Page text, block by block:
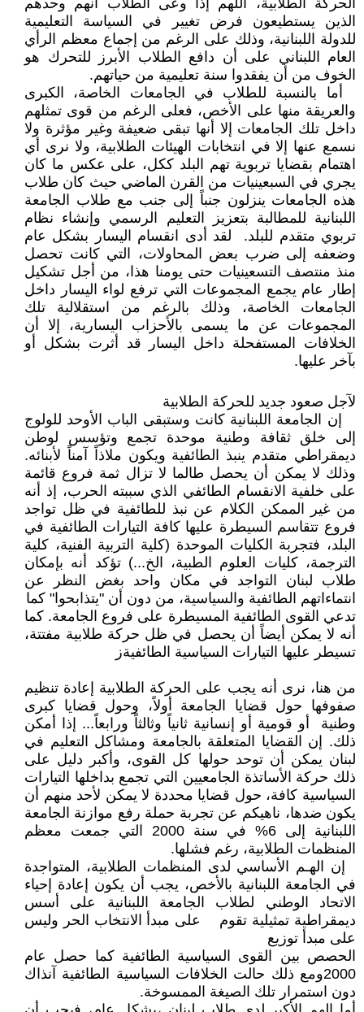
الحركة الطلابية، اللهم إذا وعى الطلاب أنهم وحدهم
الذين يستطيعون فرض تغيير في السياسة التعليمية
للدولة اللبنانية، وذلك على الرغم من إجماع معظم الرأي
العام اللبناني على أن دافع الطلاب الأبرز للتحرك هو
الخوف من أن يفقدوا سنة تعليمية من حياتهم.
أما بالنسبة للطلاب في الجامعات الخاصة، الكبرى
والعريقة منها على الأخص، فعلى الرغم من قوى تمثلهم
داخل تلك الجامعات إلا أنها تبقى ضعيفة وغير مؤثرة ولا
نسمع عنها إلا في انتخابات الهيئات الطلابية، ولا نرى أي
اهتمام بقضايا تربوية تهم البلد ككل، على عكس ما كان
يجري في السبعينيات من القرن الماضي حيث كان طلاب
هذه الجامعات ينزلون جنباً إلى جنب مع طلاب الجامعة
اللبنانية للمطالبة بتعزيز التعليم الرسمي وإنشاء نظام
تربوي متقدم للبلد. لقد أدى انقسام اليسار بشكل عام
وضعفه إلى ضرب بعض المحاولات، التي كانت تحصل
منذ منتصف التسعينيات حتى يومنا هذا، من أجل تشكيل
إطار عام يجمع المجموعات التي ترفع لواء اليسار داخل
الجامعات الخاصة، وذلك بالرغم من استقلالية تلك
المجموعات عن ما يسمى بالأحزاب اليسارية، إلا أن
الخلافات المستفحلة داخل اليسار قد أثرت بشكل أو
بآخر عليها.
لآجل صعود جديد للحركة الطلابية
إن الجامعة اللبنانية كانت وستبقى الباب الأوحد للولوج
إلى خلق ثقافة وطنية موحدة تجمع وتؤسس لوطن
ديمقراطي متقدم ينبذ الطائفية ويكون ملاذاً آمناً لأبنائه.
وذلك لا يمكن أن يحصل طالما لا تزال ثمة فروع قائمة
على خلفية الانقسام الطائفي الذي سببته الحرب، إذ أنه
من غير الممكن الكلام عن نبذ للطائفية في ظل تواجد
فروع تتقاسم السيطرة عليها كافة التيارات الطائفية في
البلد، فتجربة الكليات الموحدة (كلية التربية الفنية، كلية
الترجمة، كليات العلوم الطبية، الخ...) تؤكد أنه بإمكان
طلاب لبنان التواجد في مكان واحد بغض النظر عن
انتماءاتهم الطائفية والسياسية، من دون أن "يتذابحوا" كما
تدعي القوى الطائفية المسيطرة على فروع الجامعة. كما
أنه لا يمكن أيضاً أن يحصل في ظل حركة طلابية مفتتة،
تسيطر عليها التيارات السياسية الطائفيةز
من هنا، نرى أنه يجب على الحركة الطلابية إعادة تنظيم
صفوفها حول قضايا الجامعة أولاً، وحول قضايا كبرى
وطنية أو قومية أو إنسانية ثانياً وثالثاً ورابعاً... إذا أمكن
ذلك. إن القضايا المتعلقة بالجامعة ومشاكل التعليم في
لبنان يمكن أن توحد حولها كل القوى، وأكبر دليل على
ذلك حركة الأساتذة الجامعيين التي تجمع بداخلها التيارات
السياسية كافة، حول قضايا محددة لا يمكن لأحد منهم أن
يكون ضدها، ناهيكم عن تجربة حملة رفع موازنة الجامعة
اللبنانية إلى 6% في سنة 2000 التي جمعت معظم
المنظمات الطلابية، رغم فشلها.
إن الهـم الأساسي لدى المنظمات الطلابية، المتواجدة
في الجامعة اللبنانية بالأخص، يجب أن يكون إعادة إحياء
الاتحاد الوطني لطلاب الجامعة اللبنانية على أسس
ديمقراطية تمثيلية تقوم على مبدأ الانتخاب الحر وليس
على مبدأ توزيع
الحصص بين القوى السياسية الطائفية كما حصل عام
2000ومع ذلك حالت الخلافات السياسية الطائفية آنذاك
دون استمرار تلك الصيغة الممسوخة.